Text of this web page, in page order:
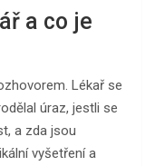
a co je
Lékař se
úraz, jestli se
a zda jsou
vyšetření a